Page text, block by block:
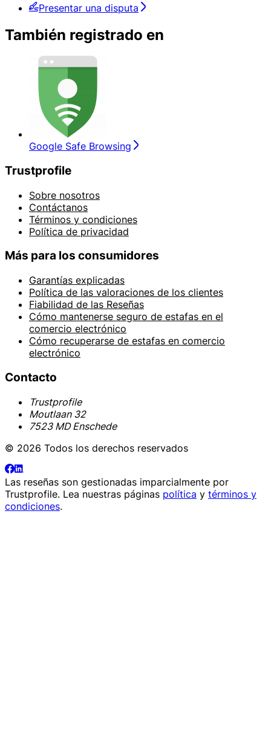
Presentar una disputa
También registrado en
Google Safe Browsing
Trustprofile
Sobre nosotros
Contáctanos
Términos y condiciones
Política de privacidad
Más para los consumidores
Garantías explicadas
Política de las valoraciones de los clientes
Fiabilidad de las Reseñas
Cómo mantenerse seguro de estafas en el
comercio electrónico
Cómo recuperarse de estafas en comercio
electrónico
Contacto
Trustprofile
Moutlaan 32
7523 MD Enschede
© 2026 Todos los derechos reservados
Las reseñas son gestionadas imparcialmente por
Trustprofile. Lea nuestras páginas política y términos y
condiciones.